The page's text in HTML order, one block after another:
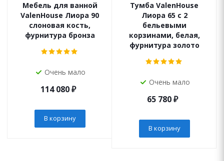
Мебель для ванной
ValenHouse Лиора 90
слоновая кость,
фурнитура бронза
Очень мало
114 080₽
В корзину
Тумба ValenHouse
Лиора 65 с 2
бельевыми
корзинами, белая,
фурнитура золото
Очень мало
65 780₽
В корзину